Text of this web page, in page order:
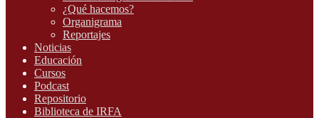
¿Qué hacemos?
Organigrama
Reportajes
Noticias
Educación
Cursos
Podcast
Repositorio
Biblioteca de IRFA